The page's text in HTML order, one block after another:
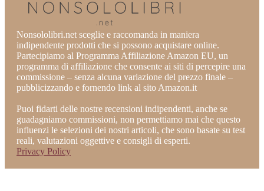
Nonsololibri.net sceglie e raccomanda in maniera
indipendente prodotti che si possono acquistare online.
Partecipiamo al Programma Affiliazione Amazon EU, un
programma di affiliazione che consente ai siti di percepire una
commissione – senza alcuna variazione del prezzo finale –
pubblicizzando e fornendo link al sito Amazon.it
Puoi fidarti delle nostre recensioni indipendenti, anche se
guadagniamo commissioni, non permettiamo mai che questo
influenzi le selezioni dei nostri articoli, che sono basate su test
reali, valutazioni oggettive e consigli di esperti.
Privacy Policy